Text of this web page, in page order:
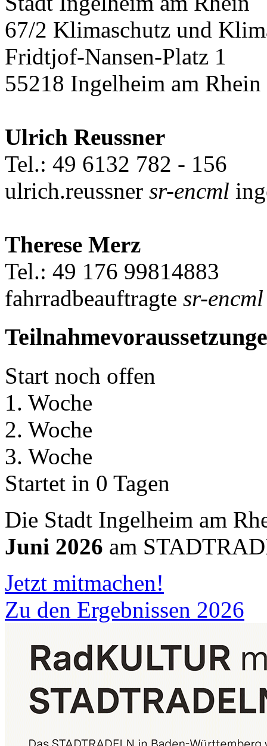
67/2 Klimaschutz und
Fridtjof-Nansen-Platz 1
55218 Ingelheim am Rhein
Ulrich Reussner
Tel.: 49 6132 782 - 156
ulrich.reussner sr-encml
Therese Merz
Tel.: 49 176 99814883
fahrradbeauftragte sr-encml
Start noch offen
1. Woche
2. Woche
3. Woche
Startet in 0 Tagen
Die Stadt Ingelheim am
Juni 2026 am
Jetzt mitmachen!
Zu den Ergebnissen 2026